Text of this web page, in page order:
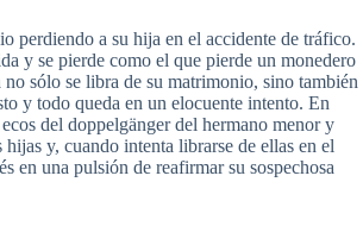
perdiendo a su hija en el accidente de tráfico.
y se pierde como el que pierde un monedero
no sólo se libra de su matrimonio, sino también
y todo queda en un elocuente intento. En
del doppelgänger del hermano menor y
y, cuando intenta librarse de ellas en el
en una pulsión de reafirmar su sospechosa